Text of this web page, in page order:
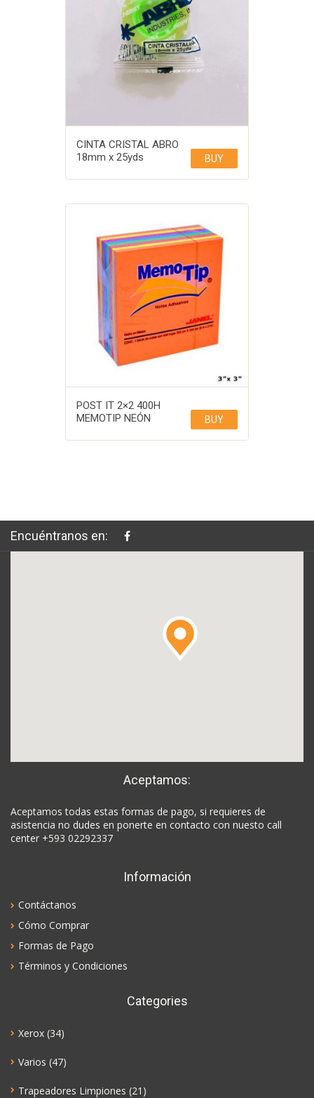
CINTA CRISTAL ABRO
18mm x 25yds
BUY
POST IT 2×2 400H
MEMOTIP NEÓN
BUY
Encuéntranos en:
Aceptamos:
Aceptamos todas estas formas de pago, si requieres de
asistencia no dudes en ponerte en contacto con nuesto call
center +593 02292337
Información
Contáctanos
Cómo Comprar
Formas de Pago
Términos y Condiciones
Categories
Xerox (34)
Varios (47)
Trapeadores Limpiones (21)